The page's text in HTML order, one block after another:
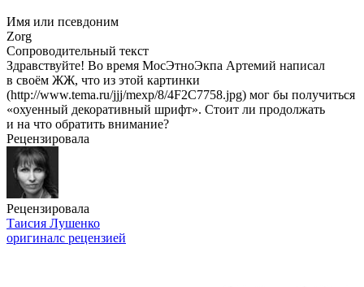
Имя или псевдоним
Zorg
Сопроводительный текст
Здравствуйте! Во время МосЭтноЭкпа Артемий написал
в своём ЖЖ, что из этой картинки
(http://www.tema.ru/jjj/mexp/8/4F2C7758.jpg) мог бы получиться
«охуенный декоративный шрифт». Стоит ли продолжать
и на что обратить внимание?
Рецензировала
Рецензировала
Таисия Лушенко
оригиналс рецензией